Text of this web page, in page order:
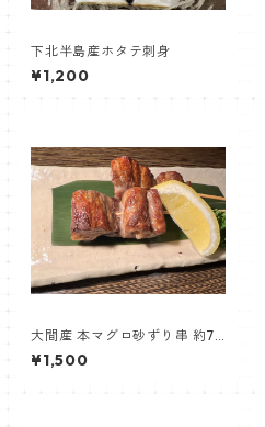
下北半島産ホタテ刺身
¥1,200
大間産 本マグロ砂ずり串 約70
g 【居酒屋くるまざ】
¥1,500